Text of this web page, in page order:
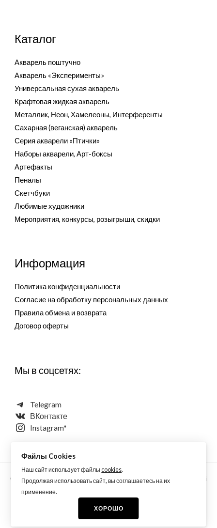
Каталог
Акварель поштучно
Акварель «Эксперименты»
Универсальная сухая акварель
Крафтовая жидкая акварель
Металлик, Неон, Хамелеоны, Интерференты
Сахарная (веганская) акварель
Серия акварели «Птички»
Наборы акварели, Арт-боксы
Артефакты
Пеналы
Скетчбуки
Любимые художники
Мероприятия, конкурсы, розыгрыши, скидки
Информация
Политика конфиденциальности
Согласие на обработку персональных данных
Правила обмена и возврата
Договор оферты
Мы в соцсетях:
Telegram
ВКонтакте
Instagram*
Copyright © 2026 Aquarellewings - уникальная акварель ручной
работы по старинным технологиям из растительных,
* принадлежит Meta, запрещен на территории РФ
Файлы Cookies
Наш сайт использует файлыcookies.
Продолжая использовать сайт, вы соглашаетесь на их
применение.
ХОРОШО